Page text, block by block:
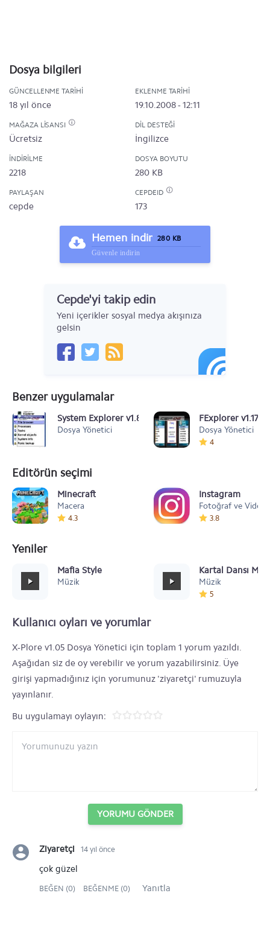
Dosya bilgileri
GÜNCELLENME TARIHI
18 yıl önce
EKLENME TARIHI
19.10.2008 - 12:11
MAĞAZA LISANSI
Ücretsiz
DIL DESTEĞI
İngilizce
İNDIRILME
2218
DOSYA BOYUTU
280 KB
PAYLAŞAN
cepde
CEPDEID
173
Hemen indir 280 KB
Güvenle indirin
Cepde'yi takip edin
Yeni içerikler sosyal medya akışınıza
gelsin
Benzer uygulamalar
System Explorer v1.80
Dosya Yönetici
FExplorer v1.17
Dosya Yönetici
4
Editörün seçimi
Minecraft
Macera
4.3
Instagram
Fotoğraf ve Video
3.8
Yeniler
Mafia Style
Müzik
Kartal Dansı
Müzik
5
Kullanıcı oyları ve yorumlar
X-Plore v1.05 Dosya Yönetici için toplam 1 yorum yazıldı.
Aşağıdan siz de oy verebilir ve yorum yazabilirsiniz. Üye
girişi yapmadığınız için yorumunuz 'ziyaretçi' rumuzuyla
yayınlanır.
Bu uygulamayı oylayın:
YORUMU GÖNDER
Ziyaretçi 14 yıl önce
çok güzel
BEĞEN (0) BEĞENME (0) Yanıtla